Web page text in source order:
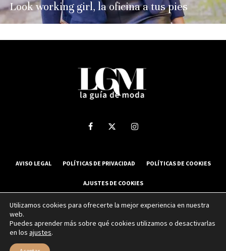
Look working girl, la oficina a tus pies
AVISO LEGAL POLÍTICAS DE PRIVACIDAD POLÍTICAS DE COOKIES
AJUSTES DE COOKIES
2025 La Guía de Moda - Todos los derechos reservados.
Utilizamos cookies para ofrecerte la mejor experiencia en nuestra
web.
Puedes aprender más sobre qué cookies utilizamos o desactivarlas
en los ajustes.